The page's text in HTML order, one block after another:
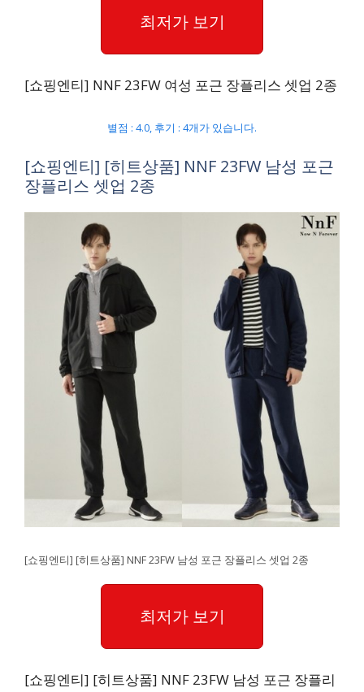
최저가 보기
[쇼핑엔티] NNF 23FW 여성 포근 장플리스 셋업 2종
별점 : 4.0, 후기 : 4개가 있습니다.
[쇼핑엔티] [히트상품] NNF 23FW 남성 포근
장플리스 셋업 2종
[쇼핑엔티] [히트상품] NNF 23FW 남성 포근 장플리스 셋업 2종
최저가 보기
[쇼핑엔티] [히트상품] NNF 23FW 남성 포근 장플리